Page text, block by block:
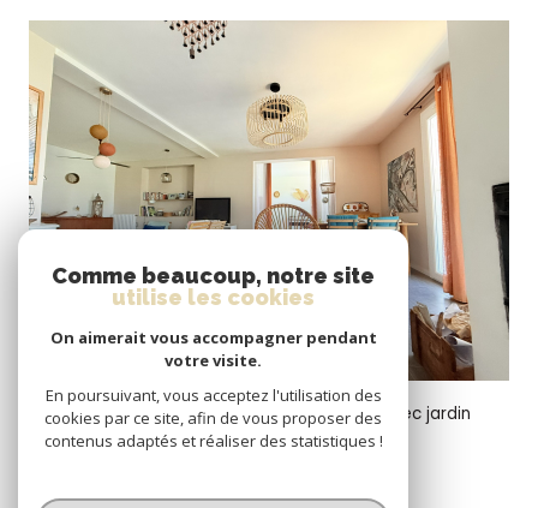
VOIR LE BIEN
Six-Fours-les-Plages (83140)
Appartement au premier et dernier étage, avec jardin
privatif de 135m²
Comme beaucoup, notre site
utilise les cookies
On aimerait vous accompagner pendant
votre visite.
En poursuivant, vous acceptez l'utilisation des
cookies par ce site, afin de vous proposer des
contenus adaptés et réaliser des statistiques !